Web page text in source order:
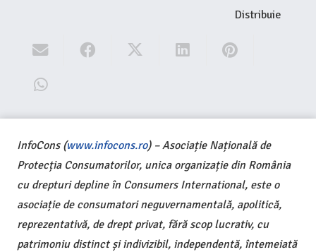
Distribuie
InfoCons (www.infocons.ro) – Asociație Națională de
Protecția Consumatorilor, unica organizație din România
cu drepturi depline în Consumers International, este o
asociație de consumatori neguvernamentală, apolitică,
reprezentativă, de drept privat, fără scop lucrativ, cu
patrimoniu distinct și indivizibil, independentă, întemeiată